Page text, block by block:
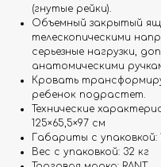
(гнутые рейки).
Объемный закрытый
телескопическими
серьезные нагрузки,
анатомическими
Кровать
ребенок подрастет.
Технические
125×65,5×97 см
Габариты с упаковкой:
Вес с упаковкой: 32 кг